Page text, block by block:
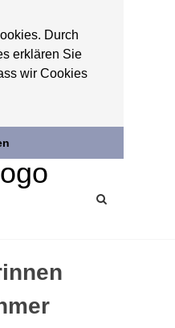
Durch
erklären Sie
wir Cookies